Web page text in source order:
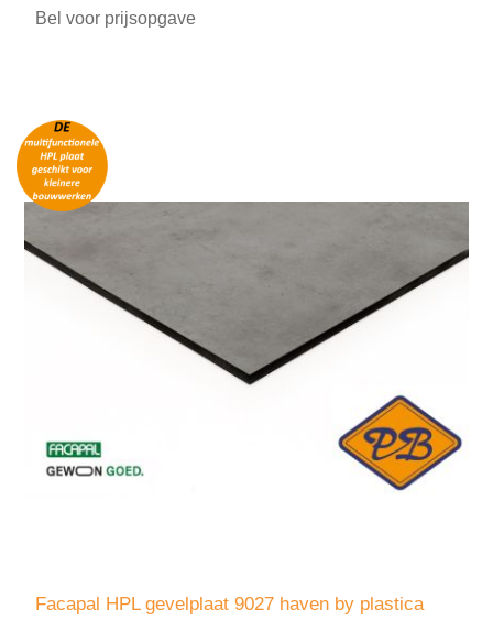
Bel voor prijsopgave
Facapal HPL gevelplaat 9027 haven by plastica